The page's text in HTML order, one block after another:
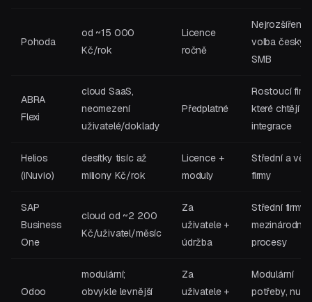
Pohoda
od ~15 000
Kč/rok
Licence
ročně
volba
SMB
ABRA
Flexi
cloud SaaS,
neomezení
uživatelé/doklady
Předplatné
Rostoucí
které chtějí
integrace
Helios
(iNuvio)
desítky tisíc až
miliony Kč/rok
Licence +
moduly
Střední a
firmy
SAP
Business
One
cloud od ~2 200
Kč/uživatel/měsíc
Za
uživatele +
údržba
Střední firmy,
mezinárodní
procesy
Odoo
modulární;
obvykle levnější
Za
uživatele +
Modulární
potřeby,